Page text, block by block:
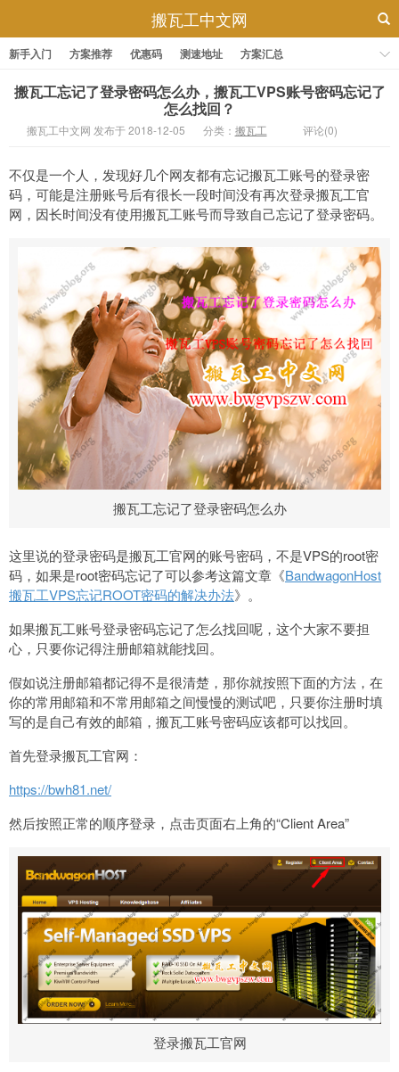
搬瓦工中文网
新手入门 方案推荐 优惠码 测速地址 方案汇总
搬瓦工忘记了登录密码怎么办，搬瓦工VPS账号密码忘记了
怎么找回？
搬瓦工中文网 发布于 2018-12-05 分类： 搬瓦工 评论(0)
不仅是一个人，发现好几个网友都有忘记搬瓦工账号的登录密
码，可能是注册账号后有很长一段时间没有再次登录搬瓦工官
网，因长时间没有使用搬瓦工账号而导致自己忘记了登录密码。
搬瓦工忘记了登录密码怎么办
这里说的登录密码是搬瓦工官网的账号密码，不是VPS的root密
码，如果是root密码忘记了可以参考这篇文章《BandwagonHost
搬瓦工VPS忘记ROOT密码的解决办法》。
如果搬瓦工账号登录密码忘记了怎么找回呢，这个大家不要担
心，只要你记得注册邮箱就能找回。
假如说注册邮箱都记得不是很清楚，那你就按照下面的方法，在
你的常用邮箱和不常用邮箱之间慢慢的测试吧，只要你注册时填
写的是自己有效的邮箱，搬瓦工账号密码应该都可以找回。
首先登录搬瓦工官网：
https://bwh81.net/
然后按照正常的顺序登录，点击页面右上角的“Client Area”
登录搬瓦工官网